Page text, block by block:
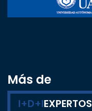
Más de
I+D+IEXPERTOS